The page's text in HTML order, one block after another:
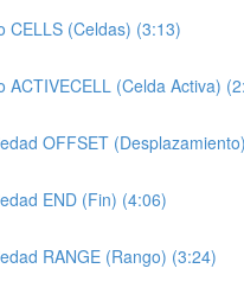
CELLS (Celdas) (3:13)
ACTIVECELL (Celda Activa)
OFFSET
END (Fin) (4:06)
RANGE (Rango) (3:24)